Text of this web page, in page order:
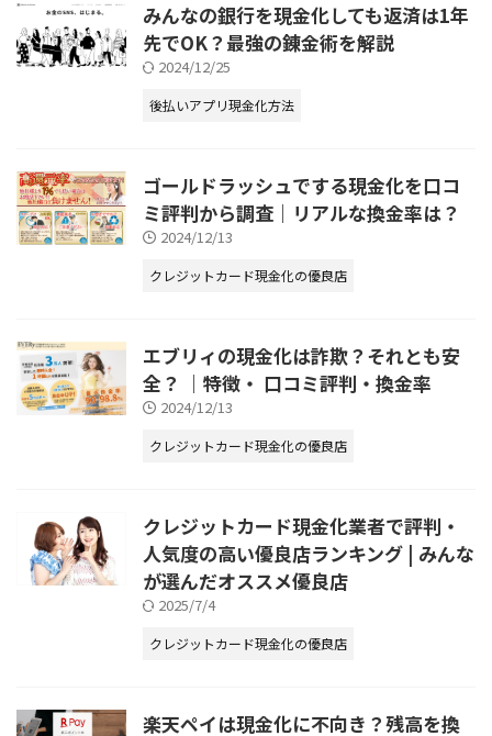
みんなの銀行を現金化しても返済は1年
先でOK？最強の錬金術を解説
2024/12/25
後払いアプリ現金化方法
ゴールドラッシュでする現金化を口コ
ミ評判から調査｜リアルな換金率は？
2024/12/13
クレジットカード現金化の優良店
エブリィの現金化は詐欺？それとも安
全？ ｜特徴・ 口コミ評判・換金率
2024/12/13
クレジットカード現金化の優良店
クレジットカード現金化業者で評判・
人気度の高い優良店ランキング | みんな
が選んだオススメ優良店
2025/7/4
クレジットカード現金化の優良店
楽天ペイは現金化に不向き？残高を換